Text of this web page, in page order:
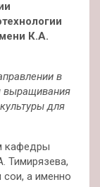
К.А.
в
выращивания
для
кафедры
Тимирязева,
а именно